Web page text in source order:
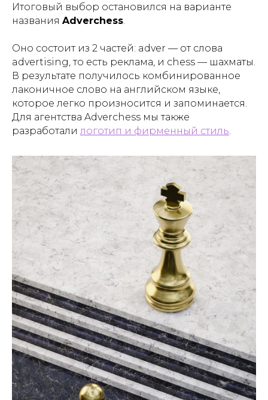
Итоговый выбор остановился на варианте
названия Adverchess.
Оно состоит из 2 частей: adver — от слова
advertising, то есть реклама, и сhess — шахматы.
В результате получилось комбинированное
лаконичное слово на английском языке,
которое легко произносится и запоминается.
Для агентства Adverchess мы также
разработали логотип и фирменный стиль.